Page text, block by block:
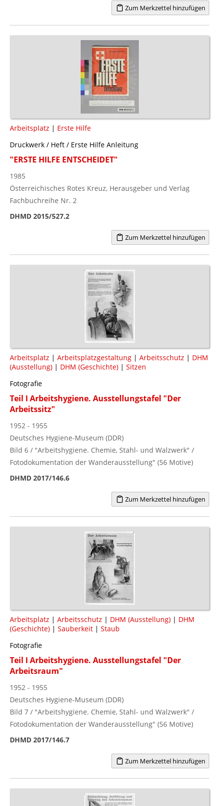
Zum Merkzettel hinzufügen
Arbeitsplatz | Erste Hilfe
Druckwerk / Heft / Erste Hilfe Anleitung
"ERSTE HILFE ENTSCHEIDET"
1985
Österreichisches Rotes Kreuz, Herausgeber und Verlag
Fachbuchreihe Nr. 2
DHMD 2015/527.2
Zum Merkzettel hinzufügen
Arbeitsplatz | Arbeitsplatzgestaltung | Arbeitsschutz | DHM
(Ausstellung) | DHM (Geschichte) | Sitzen
Fotografie
Teil I Arbeitshygiene. Ausstellungstafel "Der
Arbeitssitz"
1952 - 1955
Deutsches Hygiene-Museum (DDR)
Bild 6 / "Arbeitshygiene. Chemie, Stahl- und Walzwerk" /
Fotodokumentation der Wanderausstellung" (56 Motive)
DHMD 2017/146.6
Zum Merkzettel hinzufügen
Arbeitsplatz | Arbeitsschutz | DHM (Ausstellung) | DHM
(Geschichte) | Sauberkeit | Staub
Fotografie
Teil I Arbeitshygiene. Ausstellungstafel "Der
Arbeitsraum"
1952 - 1955
Deutsches Hygiene-Museum (DDR)
Bild 7 / "Arbeitshygiene. Chemie, Stahl- und Walzwerk" /
Fotodokumentation der Wanderausstellung" (56 Motive)
DHMD 2017/146.7
Zum Merkzettel hinzufügen